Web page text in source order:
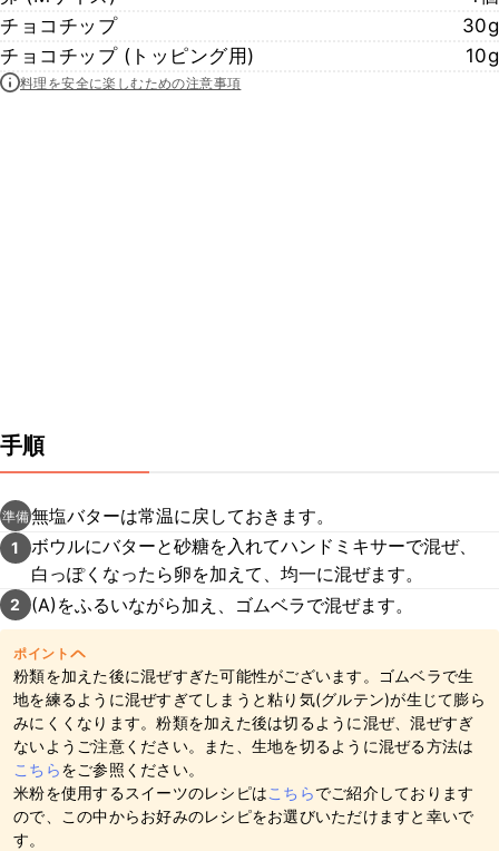
チョコチップ
30g
チョコチップ (トッピング用)
10g
料理を安全に楽しむための注意事項
手順
準備無塩バターは常温に戻しておきます。
1
ボウルにバターと砂糖を入れてハンドミキサーで混ぜ、
白っぽくなったら卵を加えて、均一に混ぜます。
2 (A)をふるいながら加え、ゴムベラで混ぜます。
ポイント
粉類を加えた後に混ぜすぎた可能性がございます。ゴムベラで生
地を練るように混ぜすぎてしまうと粘り気(グルテン)が生じて膨ら
みにくくなります。粉類を加えた後は切るように混ぜ、混ぜすぎ
ないようご注意ください。また、生地を切るように混ぜる方法は
こちらをご参照ください。
米粉を使用するスイーツのレシピはこちらでご紹介しております
ので、この中からお好みのレシピをお選びいただけますと幸いで
す。